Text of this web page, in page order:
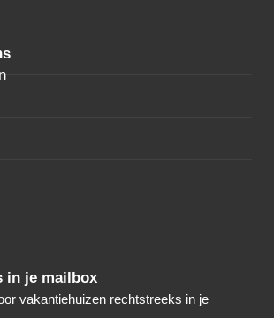
in je mailbox
vakantiehuizen rechtstreeks in je